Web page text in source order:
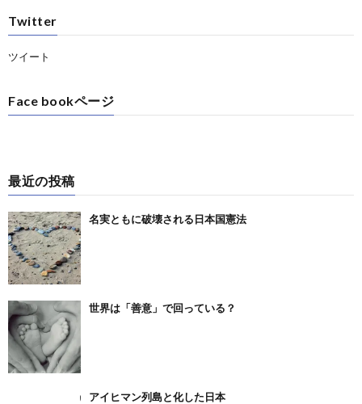
Twitter
ツイート
Face bookページ
最近の投稿
名実ともに破壊される日本国憲法
世界は「善意」で回っている？
アイヒマン列島と化した日本